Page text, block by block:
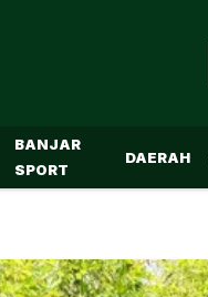
BANJAR
SPORT
DAERAH